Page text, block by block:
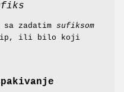
zadatim sufiksom
ili bilo koji